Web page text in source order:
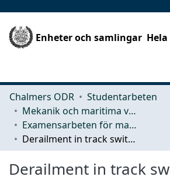
Enheter och samlingar
Chalmers ODR
Studentarbeten
Mekanik och maritima vetenskaper (M2)
Examensarbeten för masterexamen
Derailment in track switches
Derailment in track